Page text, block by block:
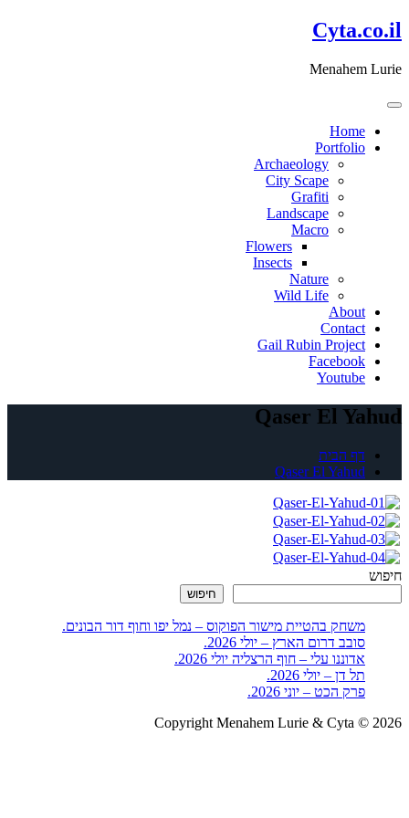
דלג
לתוכן
Cyta.co.il
Menahem Lurie
Home
Portfolio
Archaeology
City Scape
Grafiti
Landscape
Macro
Flowers
Insects
Nature
Wild Life
About
Contact
Gail Rubin Project
Facebook
Youtube
Qaser El Yahud
דף הבית
Qaser El Yahud
חיפוש
חיפוש
משחק בהטיית מישור הפוקוס – נמל יפו וחוף דור הבונים.
סובב דרום הארץ – יולי 2026.
אדוננו עלי – חוף הרצליה יולי 2026.
תל דן – יולי 2026.
פרק הכט – יוני 2026.
Copyright Menahem Lurie & Cyta © 2026